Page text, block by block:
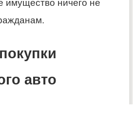
имущество ничего не
авто